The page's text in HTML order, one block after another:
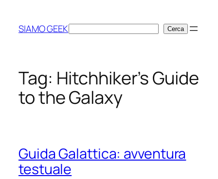
contenuto
SIAMO GEEKCerca Cerca
Tag: Hitchhiker’s Guide
to the Galaxy
Guida Galattica: avventura
testuale